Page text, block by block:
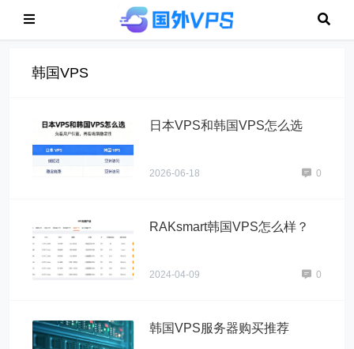
韩国VPS
日本VPS和韩国VPS怎么选
2026-06-18 0
RAKsmart韩国VPS怎么样？
2024-04-09 0
韩国VPS服务器购买推荐